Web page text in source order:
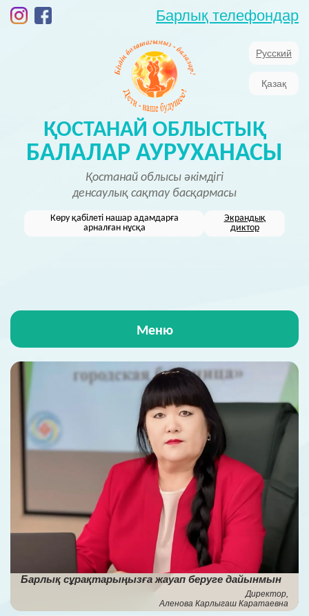
ҚОСТАНАЙ ОБЛЫСТЫҚ
БАЛАЛАР АУРУХАНАСЫ
Қостанай облысы әкімдігі
денсаулық сақтау басқармасы
Көру қабілеті нашар адамдарға
арналған нұсқа
Экрандық
диктор
Русский
Қазақ
Барлық телефондар
Меню
Басты бет
Аурухана туралы
Аурухана өмірі
Пациенттерге
МСҚ
СЖҚ қызметі
НҚА
Барлық сұрақтарыңызға жауап беруге дайынмын
Директор,
Аленова Карлыгаш Каратаевна